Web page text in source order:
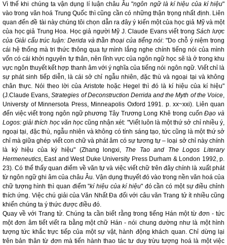
Vì thế khi chúng ta vận dụng lí luận châu Âu "ngôn ngữ là kí hiệu của kí hiệu"
vào trong văn hoá Trung Quốc thì cũng cần có những thận trọng nhất định. Liên
quan đến đề tài này chúng tôi chọn dẫn ra đây ý kiến một của học giả Mỹ và một
của học giả Trung Hoa. Học giả người Mỹ J. Claude Evans viết trongSách lược
của Giải cấu trúc luận: Derida và thần thoại của tiếng nói: "Do chỗ ý niệm trong
cái hệ thống mà tri thức thông qua tự mình lắng nghe chính tiếng nói của mình
vốn có cái khởi nguyên tự thân, nên lĩnh vực của ngôn ngữ học sẽ là ở trong khu
vực ngôn thuyết kết hợp thanh âm với ý nghĩa của tiếng nói ngôn ngữ. Viết chỉ là
sự phát sinh tiếp diễn, là cái sở chỉ ngẫu nhiên, đặc thù và ngoại tại và không
chân thực. Nói theo lời của Aristote hoặc Hegel thì đó là kí hiệu của kí hiệu"
(J.Claude Evans,Strategies of Deconstruction Derrida and the Myth of the Voice,
Universty of Minnersota Press, Minneapolis Oxford 1991. p. xx~xxi). Liên quan
đến việc viết trong ngôn ngữ phương Tây Trương Long Khê trong cuốnĐạo và
Logos: giải thích học văn họccũng nhận xét: "Viết luôn là một thứ sở chỉ nhiều ý,
ngoại tại, đặc thù, ngẫu nhiên và không có tính sáng tạo, tức cũng là một thứ sở
chỉ mà giữa ghép viết con chữ và phát âm có sự tương tự – loại sở chỉ này chính
là ký hiệu của ký hiệu" (Zhang longxi, The Tao and The Logos Literary
Hermeneutics, East and West Duke University Press Durham & London 1992, p.
23). Có thể thấy quan điểm về văn tự và việc viết chữ trên đây chính là xuất phát
từ ngôn ngữ ghi âm của châu Âu. Vận dụng thuyết đó vào trong nền văn hoá của
chữ tượng hình thì quan điểm "kí hiệu của kí hiệu" đó cần có một sự điều chỉnh
thích ứng. Việc chú giải của Văn Nhất Đa đối với câu văn Trang tử ít nhiều cũng
khiến chúng ta ý thức được điều đó.
Quay về với Trang tử. Chúng ta cần biết rằng trong tiếng Hán một từ đơn - tức
một đơn âm tiết viết ra bằng một chữ Hán - nói chung dường như là một hình
tượng tức khắc trực tiếp của một sự vật, hành động khách quan. Chỉ dừng lại
trên bản thân từ đơn mà tiến hành thao tác tư duy trừu tượng hoá là một việc